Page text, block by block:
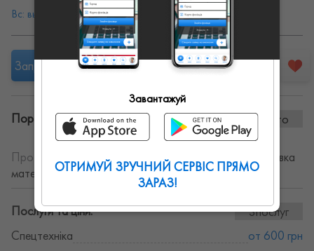
Вс: выходной
Запропонувати роботу
Портфоліо винаних робіт: 0 фото
Про себе:
Послуги самоскидів, перевезення та доставка
матеріалів.
Послуги та ціни:
3послуг
Спецтехніка
от 600 грн
Завантажуй
ОТРИМУЙ ЗРУЧНИЙ СЕРВІС ПРЯМО
ЗАРАЗ!